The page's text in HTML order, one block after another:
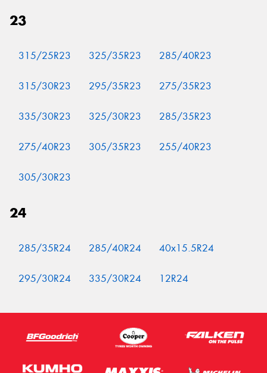
23
315/25R23 325/35R23 285/40R23
315/30R23 295/35R23 275/35R23
335/30R23 325/30R23 285/35R23
275/40R23 305/35R23 255/40R23
305/30R23
24
285/35R24 285/40R24 40x15.5R24
295/30R24 335/30R24 12R24